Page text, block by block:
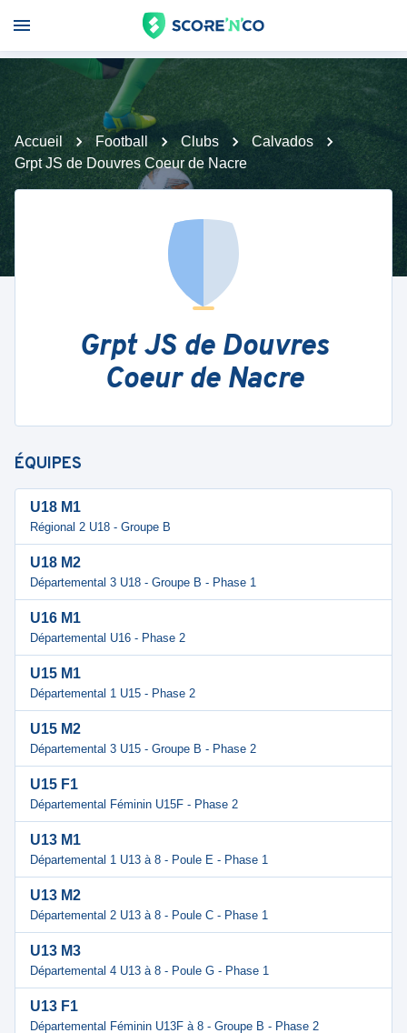
Accueil Football Clubs
Calvados
Grpt JS de Douvres Coeur de Nacre
Grpt JS de Douvres
Coeur de Nacre
ÉQUIPES
U18 M1
Régional 2 U18 - Groupe B
U18 M2
Départemental 3 U18 - Groupe B - Phase 1
U16 M1
Départemental U16 - Phase 2
U15 M1
Départemental 1 U15 - Phase 2
U15 M2
Départemental 3 U15 - Groupe B - Phase 2
U15 F1
Départemental Féminin U15F - Phase 2
U13 M1
Départemental 1 U13 à 8 - Poule E - Phase 1
U13 M2
Départemental 2 U13 à 8 - Poule C - Phase 1
U13 M3
Départemental 4 U13 à 8 - Poule G - Phase 1
U13 F1
Départemental Féminin U13F à 8 - Groupe B - Phase 2